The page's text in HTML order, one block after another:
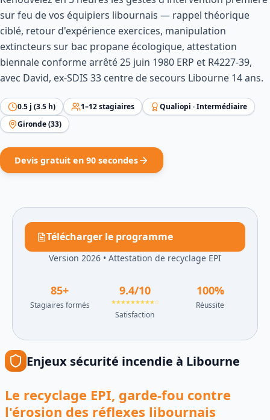
sur feu de vos équipiers libournais — rappel théorique
ciblé, retour d'expérience exercices, manipulation
extincteurs sur bac propane écologique, attestation
biennale conforme arrêté 25 juin 1980 ERP et R4227-39,
avec David, ex-SDIS 33 centre de secours Libourne 14 ans.
0.5 j (3.5 h) 1–12stagiaires Qualiopi ·Intermédiaire
Gironde(33)
Devis gratuit en 90 secondes
Télécharger le programme
Version 2026 • Attestation de recyclage EPI
85+
Stagiaires formés
9.4/10
★★★★★★★★★☆
Satisfaction
100%
Réussite
Enjeux sécurité incendie à Libourne
Le recyclage EPI, garde-fou contre
l'érosion des réflexes libournais